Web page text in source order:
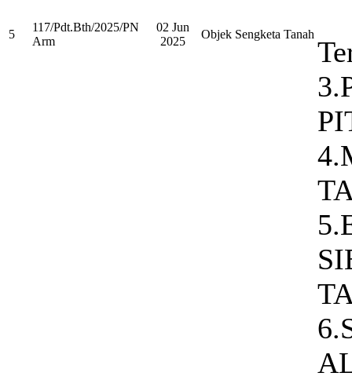
5
117/Pdt.Bth/2025/PN
Arm
02 Jun
2025
Objek Sengketa Tanah